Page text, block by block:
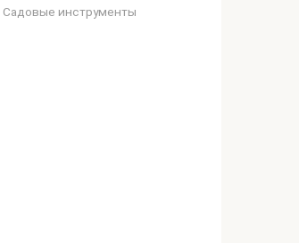
Садовые инструменты